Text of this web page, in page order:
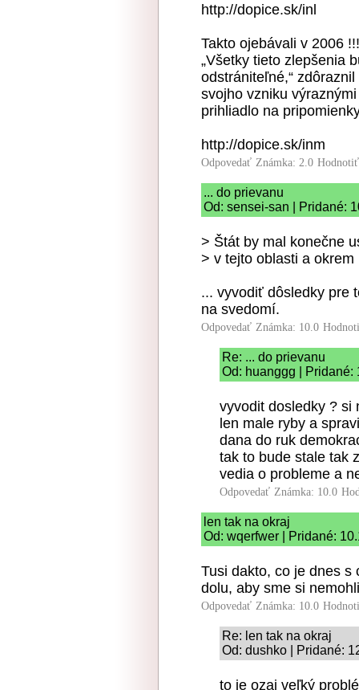
http://dopice.sk/inl
Takto ojebávali v 2006 !!!
„Všetky tieto zlepšenia
odstrániteľné,“
svojho vzniku
prihliadlo na
http://dopice.sk/inm
Odpovedať Známka: 2.0
... do prievanu
Od: sensei-san | Pridané:
> Štát by mal konečne
> v tejto oblasti a okrem
... vyvodiť dôsledky pre
na svedomí.
Odpovedať Známka: 10.0
Re: ... do prievanu
Od: huanggg | Pridané:
vyvodit dosledky ? si
len male ryby a
dana do ruk
tak to bude stale tak
vedia o probleme a
Odpovedať Známka: 10.0
len tak na okraj
Od: wqerfwer | Pridané:
Tusi dakto, co je dnes s
dolu, aby sme si
Odpovedať Známka: 10.0
Re: len tak na okraj
Od: dushko | Pridané:
to je ozaj veľký